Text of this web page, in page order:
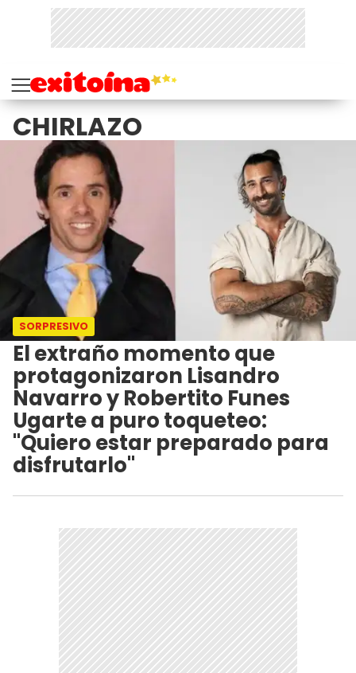
CHIRLAZO
SORPRESIVO
El extraño momento que
protagonizaron Lisandro
Navarro y Robertito Funes
Ugarte a puro toqueteo:
"Quiero estar preparado para
disfrutarlo"